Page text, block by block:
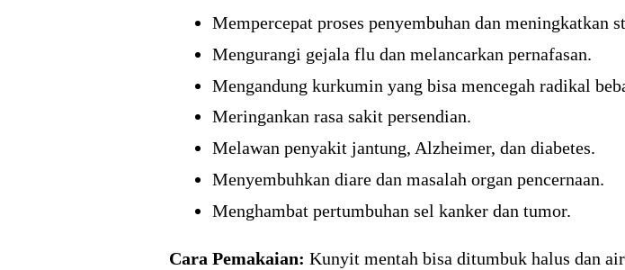
Mempercepat proses penyembuhan dan meningkatkan
Mengurangi gejala flu dan melancarkan pernafasan.
Mengandung kurkumin yang bisa mencegah radikal
Meringankan rasa sakit persendian.
Melawan penyakit jantung, Alzheimer, dan diabetes.
Menyembuhkan diare dan masalah organ pencernaan.
Menghambat pertumbuhan sel kanker dan tumor.
Cara Pemakaian: Kunyit mentah bisa ditumbuk halus dan